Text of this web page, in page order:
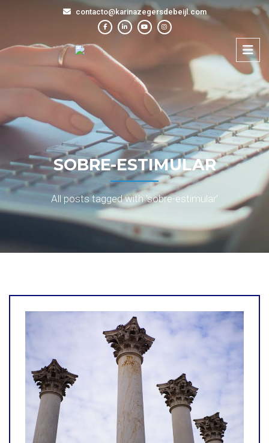
contacto@karinazegersdebeijl.com
SOBRE-ESTIMULAR
All posts tagged with 'sobre-estimular'